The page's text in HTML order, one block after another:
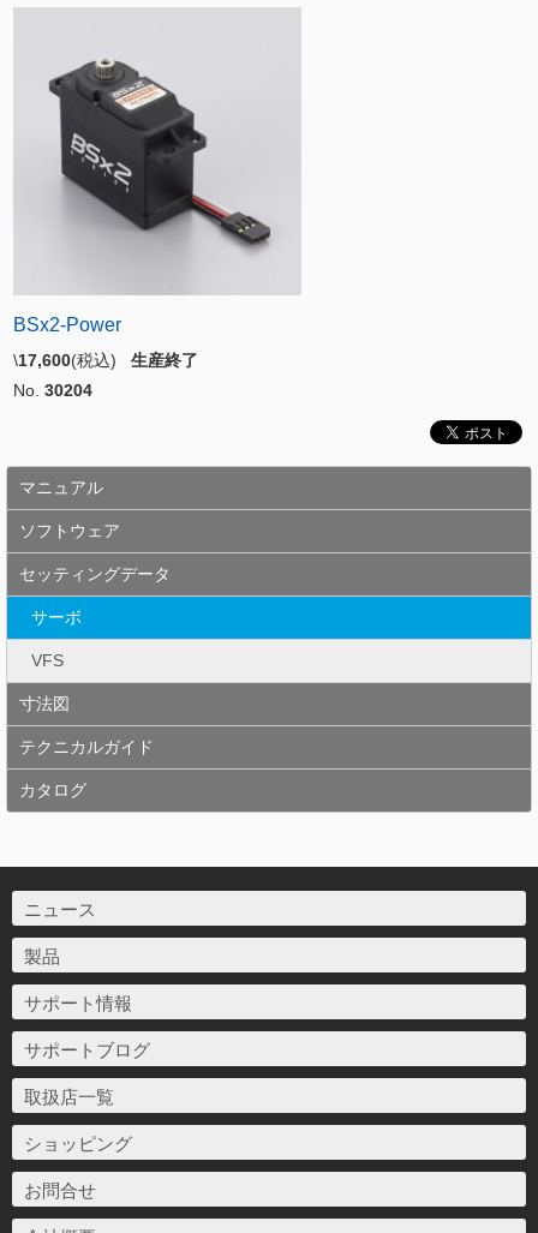
BSx2-Power
\17,600(税込) 生産終了
No. 30204
マニュアル
ソフトウェア
セッティングデータ
サーボ
VFS
寸法図
テクニカルガイド
カタログ
ニュース
製品
サポート情報
サポートブログ
取扱店一覧
ショッピング
お問合せ